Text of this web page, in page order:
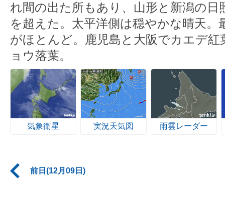
れ間の出た所もあり、山形と新潟の日
を超えた。太平洋側は穏やかな晴天。
がほとんど。鹿児島と大阪でカエデ
ョウ落葉。
気象衛星 実況天気図 雨雲レーダー
前日(12月09日)